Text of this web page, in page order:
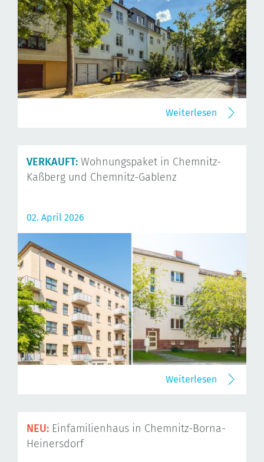
Weiterlesen
VERKAUFT: Wohnungspaket in Chemnitz-
Kaßberg und Chemnitz-Gablenz
02. April 2026
Weiterlesen
NEU: Einfamilienhaus in Chemnitz-Borna-
Heinersdorf